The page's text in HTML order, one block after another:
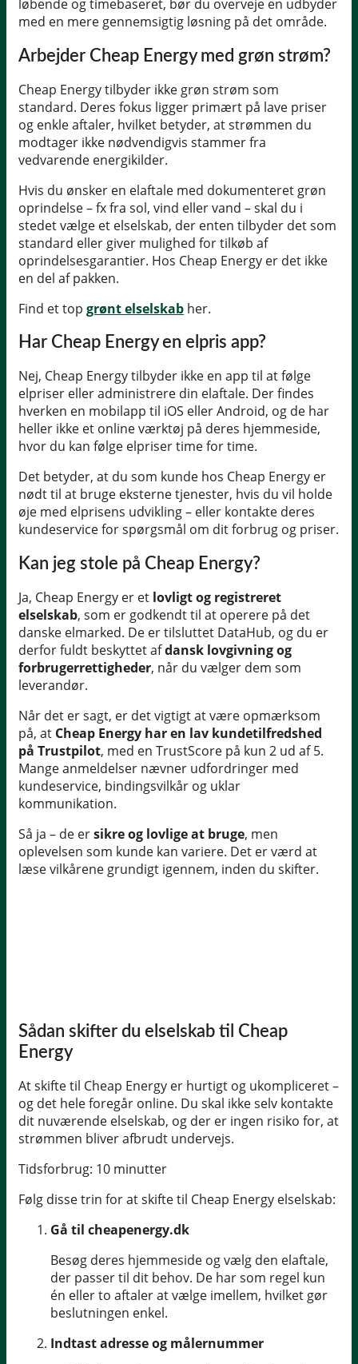
løbende og timebaseret, bør du overveje en udbyder
med en mere gennemsigtig løsning på det område.
Arbejder Cheap Energy med grøn strøm?
Cheap Energy tilbyder ikke grøn strøm som
standard. Deres fokus ligger primært på lave priser
og enkle aftaler, hvilket betyder, at strømmen du
modtager ikke nødvendigvis stammer fra
vedvarende energikilder.
Hvis du ønsker en elaftale med dokumenteret grøn
oprindelse – fx fra sol, vind eller vand – skal du i
stedet vælge et elselskab, der enten tilbyder det som
standard eller giver mulighed for tilkøb af
oprindelsesgarantier. Hos Cheap Energy er det ikke
en del af pakken.
Find et top grønt elselskab her.
Har Cheap Energy en elpris app?
Nej, Cheap Energy tilbyder ikke en app til at følge
elpriser eller administrere din elaftale. Der findes
hverken en mobilapp til iOS eller Android, og de har
heller ikke et online værktøj på deres hjemmeside,
hvor du kan følge elpriser time for time.
Det betyder, at du som kunde hos Cheap Energy er
nødt til at bruge eksterne tjenester, hvis du vil holde
øje med elprisens udvikling – eller kontakte deres
kundeservice for spørgsmål om dit forbrug og priser.
Kan jeg stole på Cheap Energy?
Ja, Cheap Energy er et lovligt og registreret
elselskab, som er godkendt til at operere på det
danske elmarked. De er tilsluttet DataHub, og du er
derfor fuldt beskyttet afdansk lovgivning og
forbrugerrettigheder, når du vælger dem som
leverandør.
Når det er sagt, er det vigtigt at være opmærksom
på, at Cheap Energy har en lav kundetilfredshed
på Trustpilot, med en TrustScore på kun 2 ud af 5.
Mange anmeldelser nævner udfordringer med
kundeservice, bindingsvilkår og uklar
kommunikation.
Så ja – de ersikre og lovlige at bruge, men
oplevelsen som kunde kan variere. Det er værd at
læse vilkårene grundigt igennem, inden du skifter.
Sådan skifter du elselskab til Cheap
Energy
At skifte til Cheap Energy er hurtigt og ukompliceret –
og det hele foregår online. Du skal ikke selv kontakte
dit nuværende elselskab, og der er ingen risiko for, at
strømmen bliver afbrudt undervejs.
Tidsforbrug: 10 minutter
Følg disse trin for at skifte til Cheap Energy elselskab:
Gå til cheapenergy.dk
Besøg deres hjemmeside og vælg den elaftale,
der passer til dit behov. De har som regel kun
én eller to aftaler at vælge imellem, hvilket gør
beslutningen enkel.
Indtast adresse og målernummer